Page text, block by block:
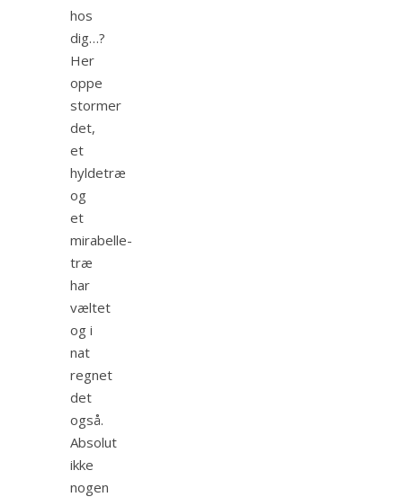
hos
dig…?
Her
oppe
stormer
det,
et
hyldetræ
og
et
mirabelle-
træ
har
væltet
og i
nat
regnet
det
også.
Absolut
ikke
nogen